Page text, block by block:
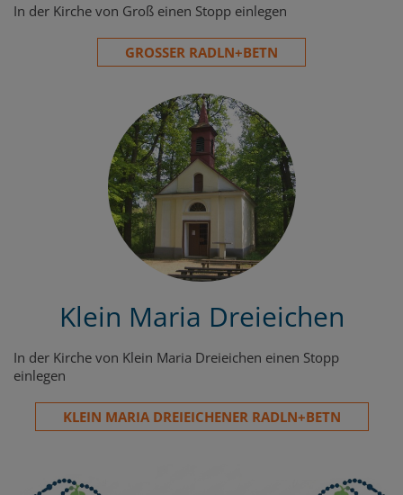
In der Kirche von Groß einen Stopp einlegen
GROSSER RADLN+BETN
Klein Maria Dreieichen
In der Kirche von Klein Maria Dreieichen einen Stopp
einlegen
KLEIN MARIA DREIEICHENER RADLN+BETN